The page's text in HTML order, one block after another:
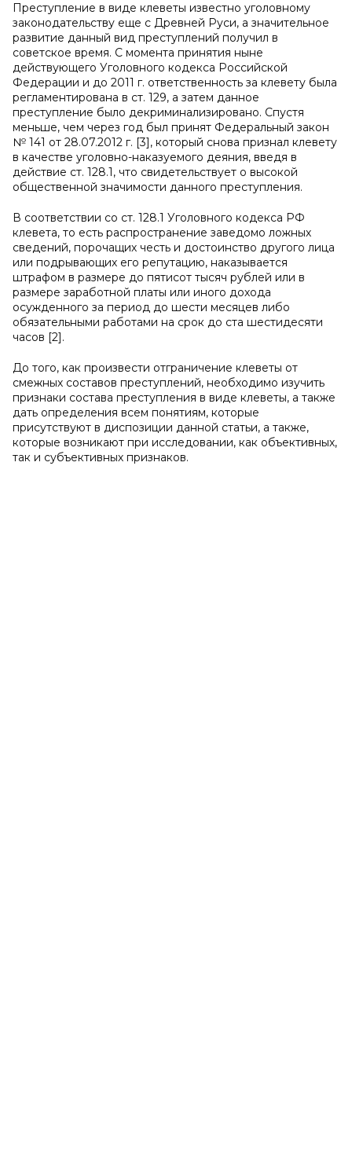
Преступление в виде клеветы известно уголовному
законодательству еще с Древней Руси, а значительное
развитие данный вид преступлений получил в
советское время. С момента принятия ныне
действующего Уголовного кодекса Российской
Федерации и до 2011 г. ответственность за клевету была
регламентирована в ст. 129, а затем данное
преступление было декриминализировано. Спустя
меньше, чем через год был принят Федеральный закон
№ 141 от 28.07.2012 г. [3], который снова признал клевету
в качестве уголовно-наказуемого деяния, введя в
действие ст. 128.1, что свидетельствует о высокой
общественной значимости данного преступления.
В соответствии со ст. 128.1 Уголовного кодекса РФ
клевета, то есть распространение заведомо ложных
сведений, порочащих честь и достоинство другого лица
или подрывающих его репутацию, наказывается
штрафом в размере до пятисот тысяч рублей или в
размере заработной платы или иного дохода
осужденного за период до шести месяцев либо
обязательными работами на срок до ста шестидесяти
часов [2].
До того, как произвести отграничение клеветы от
смежных составов преступлений, необходимо изучить
признаки состава преступления в виде клеветы, а также
дать определения всем понятиям, которые
присутствуют в диспозиции данной статьи, а также,
которые возникают при исследовании, как объективных,
так и субъективных признаков.